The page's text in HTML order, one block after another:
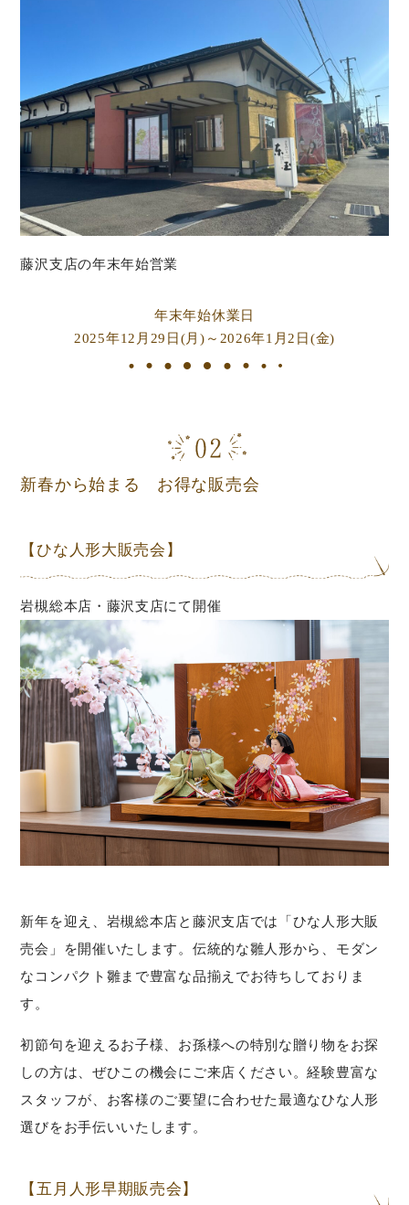
藤沢支店の年末年始営業
年末年始休業日
2025年12月29日(月)～2026年1月2日(金)
新春から始まる お得な販売会
【ひな人形大販売会】
岩槻総本店・藤沢支店にて開催
新年を迎え、岩槻総本店と藤沢支店では「ひな人形大販
売会」を開催いたします。伝統的な雛人形から、モダン
なコンパクト雛まで豊富な品揃えでお待ちしておりま
す。
初節句を迎えるお子様、お孫様への特別な贈り物をお探
しの方は、ぜひこの機会にご来店ください。経験豊富な
スタッフが、お客様のご要望に合わせた最適なひな人形
選びをお手伝いいたします。
【五月人形早期販売会】